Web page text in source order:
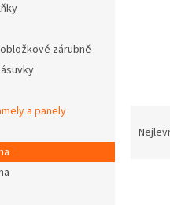
zárubně
a panely